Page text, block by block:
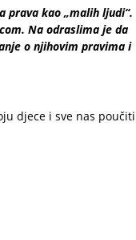
prava kao „malih ljudi“.
Na odraslima je da
o njihovim pravima i
djece i sve nas poučiti